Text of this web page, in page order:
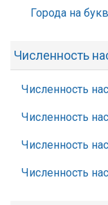
Города на
Численность
Численность
Численность
Численность
Численность